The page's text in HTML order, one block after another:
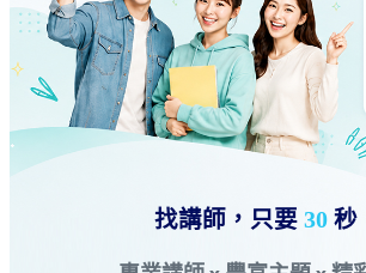
找講師，只要 30 秒